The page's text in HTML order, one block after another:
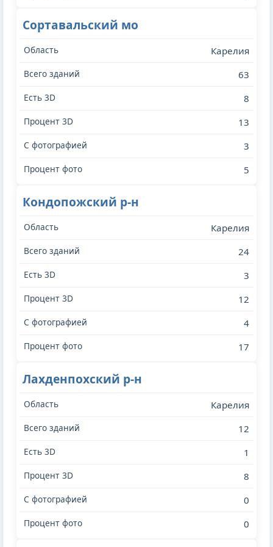
Сортавальский мо
Карелия
63
8
13
3
5
Кондопожский р-н
Карелия
24
3
12
4
17
Лахденпохский р-н
Карелия
12
1
8
0
0